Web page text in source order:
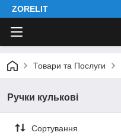
ZORELIT
Товари та Послуги
Ручки кулькові
Сортування